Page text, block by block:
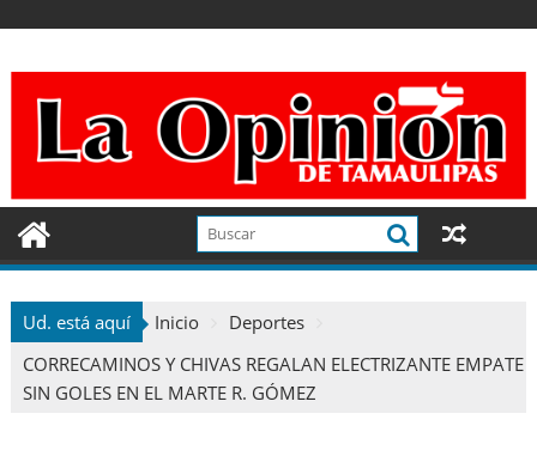
contenido
Ud. está aquí Inicio
Deportes
CORRECAMINOS Y CHIVAS REGALAN ELECTRIZANTE EMPATE
SIN GOLES EN EL MARTE R. GÓMEZ